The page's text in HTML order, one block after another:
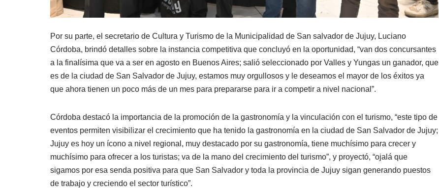
Por su parte, el secretario de Cultura y Turismo de la Municipalidad de San salvador de Jujuy, Luciano
Córdoba, brindó detalles sobre la instancia competitiva que concluyó en la oportunidad, “van dos concursantes
a la finalísima que va a ser en agosto en Buenos Aires; salió seleccionado por Valles y Yungas un ganador, que
es de la ciudad de San Salvador de Jujuy, estamos muy orgullosos y le deseamos el mayor de los éxitos ya
que ahora tienen un poco más de un mes para prepararse para ir a competir a nivel nacional”.
Córdoba destacó la importancia de la promoción de la gastronomía y la vinculación con el turismo, “este tipo de
eventos permiten visibilizar el crecimiento que ha tenido la gastronomía en la ciudad de San Salvador de Jujuy;
Jujuy es hoy un ícono a nivel regional, muy destacado por su gastronomía, tiene muchísimo para crecer y
muchísimo para ofrecer a los turistas; va de la mano del crecimiento del turismo”, y proyectó, “ojalá que
sigamos por esa senda positiva para que San Salvador y toda la provincia de Jujuy sigan generando puestos
de trabajo y creciendo el sector turístico”.